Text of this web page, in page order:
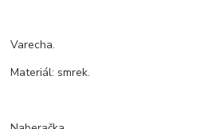
Varecha.
Materiál: smrek.